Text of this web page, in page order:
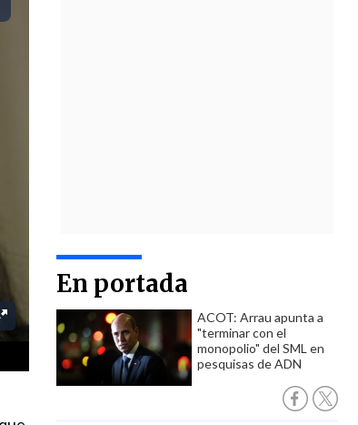
En portada
ACOT: Arrau apunta a
"terminar con el
monopolio" del SML en
pesquisas de ADN